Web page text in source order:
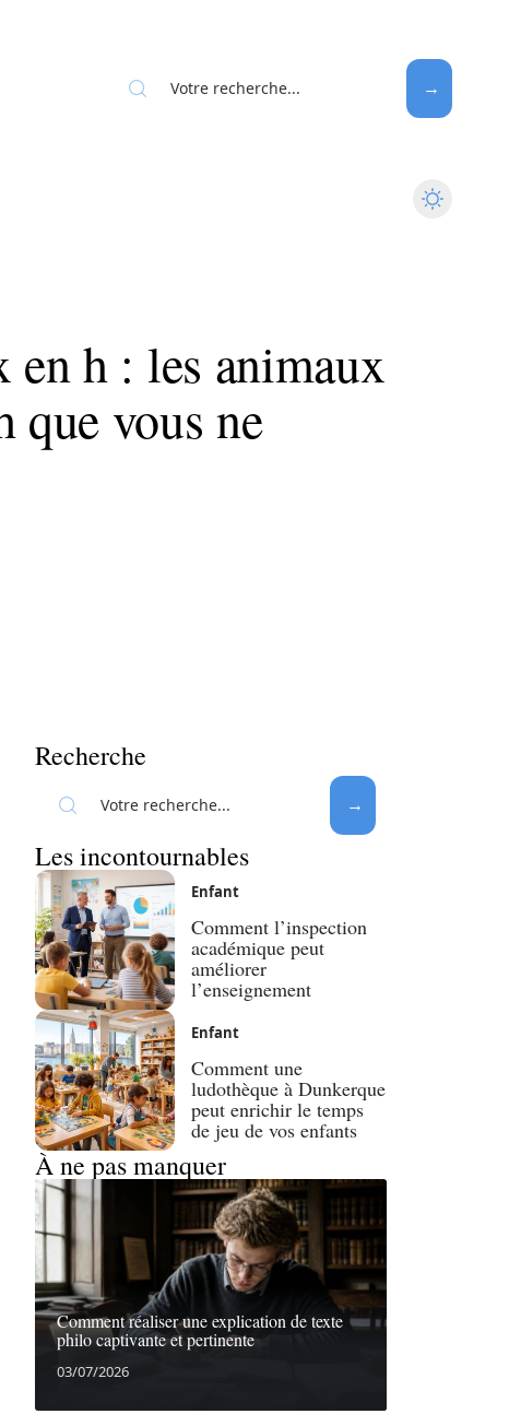
h : les animaux
que vous ne
Recherche
Les incontournables
Enfant
Comment l’inspection
académique peut
améliorer
l’enseignement
Enfant
Comment une
ludothèque à Dunkerque
peut enrichir le temps
de jeu de vos enfants
À ne pas manquer
Comment réaliser une explication de texte
philo captivante et pertinente
03/07/2026